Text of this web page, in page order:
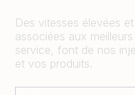
Des vitesses élevées
associées aux
service, font de nos
et vos produits.